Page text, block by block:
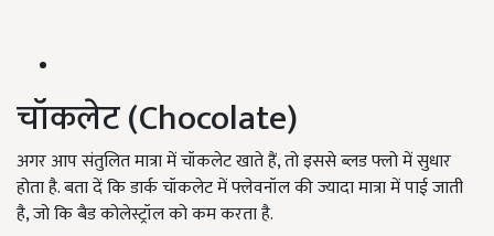
चॉकलेट (Chocolate)
अगर आप संतुलित मात्रा में चॉकलेट खाते हैं, तो इससे ब्लड फ्लो में सुधार
होता है. बता दें कि डार्क चॉकलेट में फ्लेवनॉल की ज्यादा मात्रा में पाई जाती
है, जो कि बैड कोलेस्ट्रॉल को कम करता है.